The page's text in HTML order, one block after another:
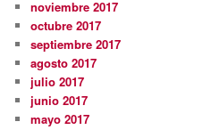
noviembre 2017
octubre 2017
septiembre 2017
agosto 2017
julio 2017
junio 2017
mayo 2017